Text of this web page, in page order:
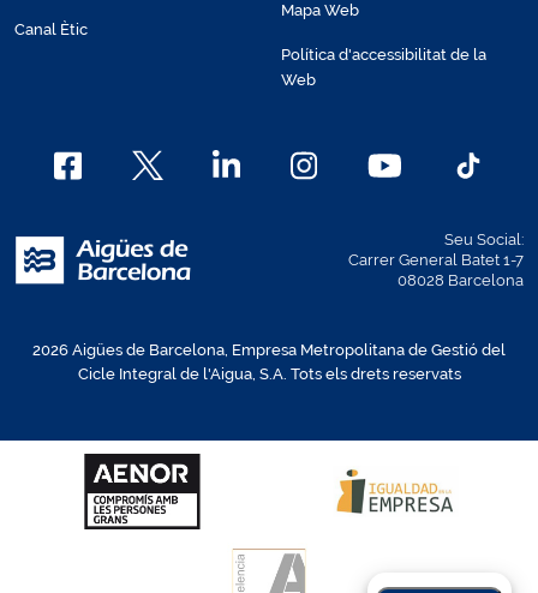
Canal Ètic
Mapa Web
Política d'accessibilitat de la
Web
Seu Social:
Carrer General Batet 1-7
08028 Barcelona
2026 Aigües de Barcelona, Empresa Metropolitana de Gestió del
Cicle Integral de l'Aigua, S.A. Tots els drets reservats